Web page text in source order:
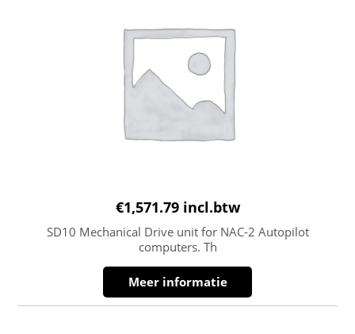
€1,571.79 incl.btw
SD10 Mechanical Drive unit for NAC-2 Autopilot
computers. Th
Meer informatie